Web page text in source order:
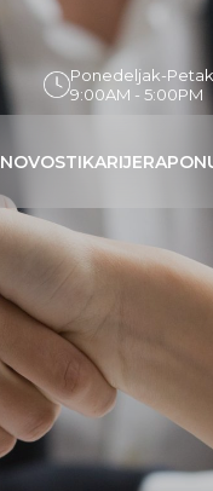
Ponedeljak-Petak
9:00AM - 5:00PM
NOVOSTIKARIJERA